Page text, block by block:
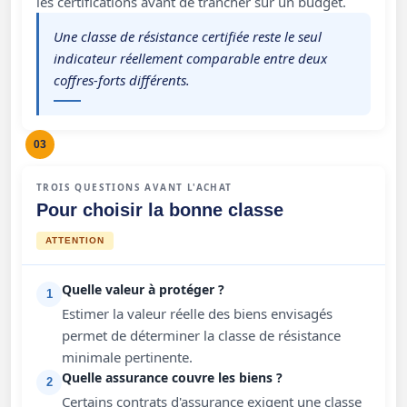
Une classe de résistance certifiée reste le seul
indicateur réellement comparable entre deux
coffres-forts différents.
03
TROIS QUESTIONS AVANT L'ACHAT
Pour choisir la bonne classe
ATTENTION
1 Quelle valeur à protéger ?
Estimer la valeur réelle des biens envisagés
permet de déterminer la classe de résistance
minimale pertinente.
2 Quelle assurance couvre les biens ?
Certains contrats d'assurance exigent une classe